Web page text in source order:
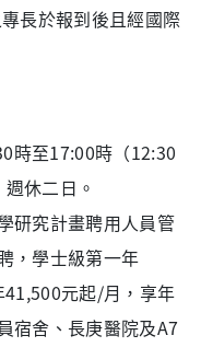
長於報到後且經國際
時至17:00時（12:30
休二日。
研究計畫聘用人員管
，學士級第一年
元起/月，享年
宿舍、長庚醫院及A7